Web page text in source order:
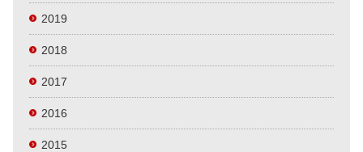
2019
2018
2017
2016
2015